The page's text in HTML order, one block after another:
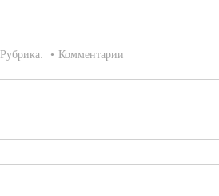
Рубрика: Комментарии